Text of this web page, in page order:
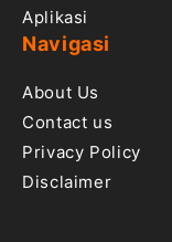
Aplikasi
Navigasi
About Us
Contact us
Privacy Policy
Disclaimer